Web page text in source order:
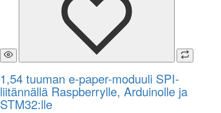
1,54 tuuman e-paper-moduuli SPI-
liitännällä Raspberrylle, Arduinolle ja
STM32:lle